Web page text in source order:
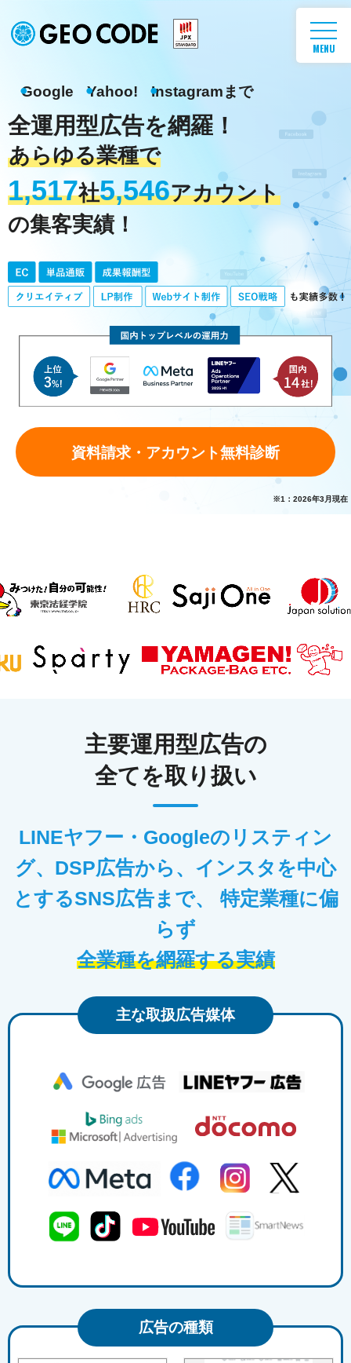
Google Yahoo! Instagramまで
全運用型広告を網羅！
あらゆる業種で
1,517社5,546アカウント
の集客実績！
資料請求・アカウント無料診断
※1：2026年3月現在
主要運用型広告の
全てを取り扱い
LINEヤフー・Googleのリスティン
グ、DSP広告から、インスタを中心
とするSNS広告まで、
特定業種に偏
らず
全業種を網羅する実績
主な取扱広告媒体
広告の種類
MENU